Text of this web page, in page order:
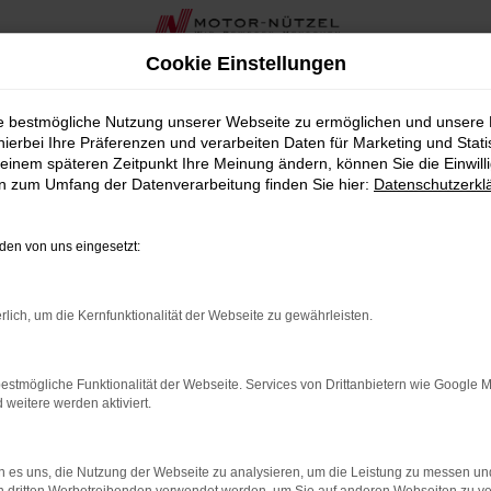
bei Motor-
nahezu neues Fahrzeug mit hervorragendem Preis-
nahezu neuwertige Qualität und erstklassige Ausstattung
Ihnen mit umfassender Beratung und Unterstützung rund
und beantwortet alle Ihre Fragen zu unseren attraktiven
Sie bei uns von zusätzlichen Services wie
VW Tiguan Jahreswagen.
Tiguan Jahreswagen die ideale Wahl für Sie ist. Wir freuen
Cookie Einstellungen
bestmögliche Nutzung unserer Webseite zu ermöglichen und unsere
Ihre Präferenzen und verarbeiten Daten für Marketing und
späteren Zeitpunkt Ihre Meinung ändern, können Sie die
zum Umfang der Datenverarbeitung finden Sie hier:
von uns eingesetzt:
um die Kernfunktionalität der Webseite zu gewährleisten.
Funktionalität der Webseite. Services von Drittanbietern wie Google
weitere werden aktiviert.
es uns, die Nutzung der Webseite zu analysieren, um die Leistung zu messen